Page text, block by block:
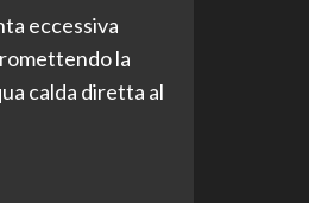
eccessiva
la
calda diretta al